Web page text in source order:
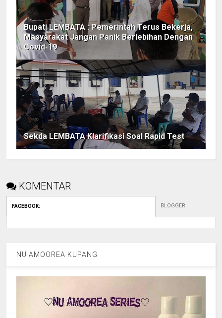
Bupati LEMBATA : Pemerintah Terus Bekerja,
Masyarakat Jangan Panik Berlebihan Dengan
Covid-19
Sekda LEMBATA Klarifikasi Soal Rapid Test
KOMENTAR
FACEBOOK: BLOGGER
NU AMOOREA KUPANG